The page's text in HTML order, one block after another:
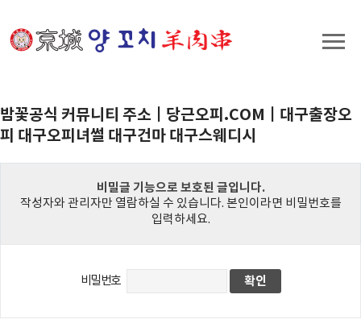
밤꽃공식 커뮤니티 주소ㅣ당근오피.COMㅣ대구출장오
피 대구오피녀썰 대구건마 대구스웨디시
비밀글 기능으로 보호된 글입니다.
작성자와 관리자만 열람하실 수 있습니다. 본인이라면 비밀번호를
입력하세요.
비밀번호